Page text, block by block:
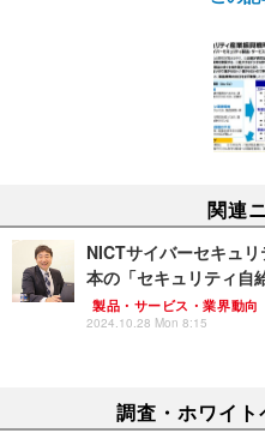
関連
NICTサイバーセキュ
本の「セキュリティ自
製品・サービス・業界動向
2024.10.28 Mon 8:15
調査・ホワイト